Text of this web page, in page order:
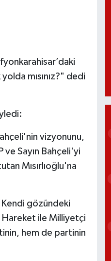
mısınız?" dedi
vizyonunu,
ve Sayın Bahçeli'yi
Mısırlıoğlu'na
Kendi gözündeki
Hareket ile Milliyetçi
hem de partinin